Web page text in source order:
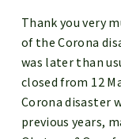
Thank you very
of the Corona
was later than
closed from 12
Corona disaster
previous years,